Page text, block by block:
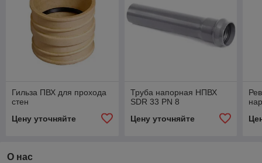
Гильза ПВХ для прохода
стен
Цену уточняйте
Труба напорная НПВХ
SDR 33 PN 8
Цену уточняйте
О нас